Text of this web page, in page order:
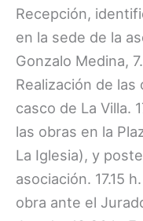
Recepción,
en la sede de la
Gonzalo Medina,
Realización de
casco de La Villa.
las obras en la
La Iglesia), y
asociación. 17.15
obra ante el